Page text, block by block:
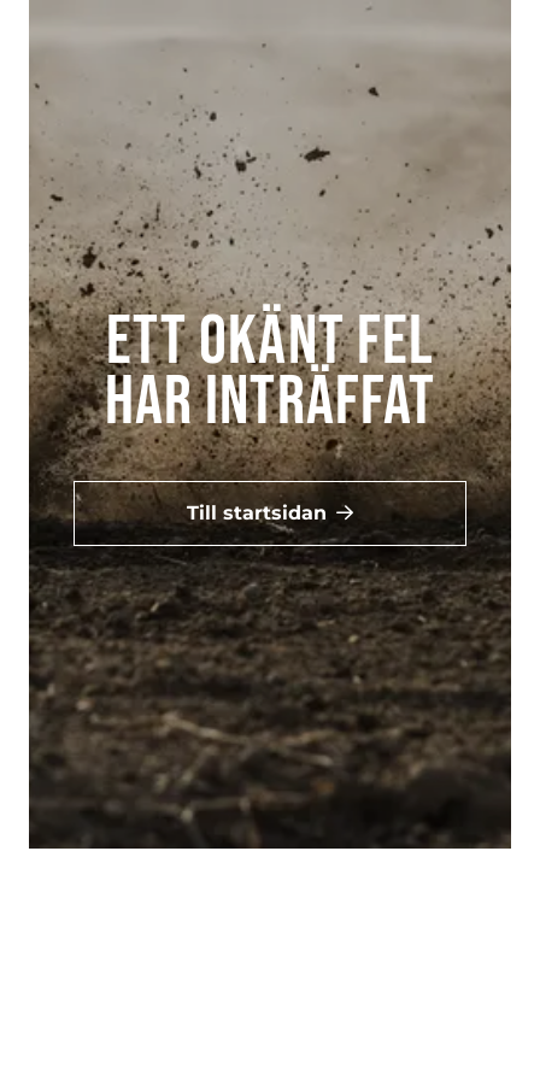
Ett okänt fel
har inträffat
Till startsidan